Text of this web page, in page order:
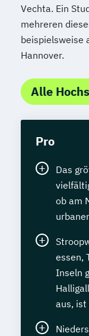
Vechta. Ein
mehreren
beispielsweise
Hannover.
Alle
Pro
Das
ob am
essen,
Inseln
aus, ist